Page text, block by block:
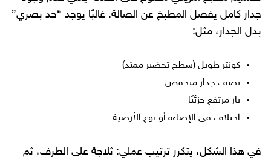
جدار كامل يفصل المطبخ عن الصالة. غالبًا يوجد “حد بصري”
بدل الجدار، مثل:
كونتر طويل (سطح تحضير ممتد)
نصف جدار منخفض
بار مرتفع جزئيًا
اختلاف في الإضاءة أو نوع الأرضية
في هذا الشكل، يتكرر ترتيب عملي: ثلاجة على الطرف، ثم